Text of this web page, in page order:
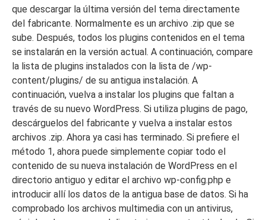
que descargar la última versión del tema directamente
del fabricante. Normalmente es un archivo .zip que se
sube. Después, todos los plugins contenidos en el tema
se instalarán en la versión actual. A continuación, compare
la lista de plugins instalados con la lista de /wp-
content/plugins/ de su antigua instalación. A
continuación, vuelva a instalar los plugins que faltan a
través de su nuevo WordPress. Si utiliza plugins de pago,
descárguelos del fabricante y vuelva a instalar estos
archivos .zip. Ahora ya casi has terminado. Si prefiere el
método 1, ahora puede simplemente copiar todo el
contenido de su nueva instalación de WordPress en el
directorio antiguo y editar el archivo wp-config.php e
introducir allí los datos de la antigua base de datos. Si ha
comprobado los archivos multimedia con un antivirus,